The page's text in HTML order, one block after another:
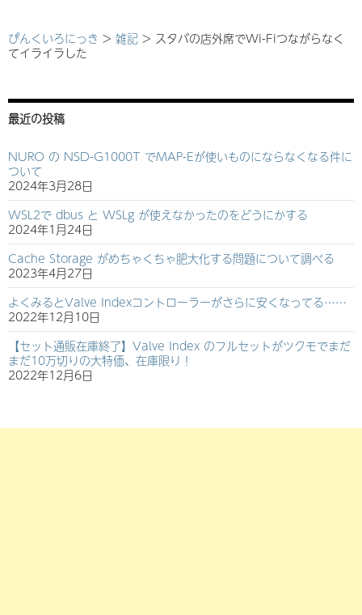
ぴんくいろにっき > 雑記 > スタバの店外席でWi-Fiつながらなく
てイライラした
最近の投稿
NURO の NSD-G1000T でMAP-Eが使いものにならなくなる件に
ついて
2024年3月28日
WSL2で dbus と WSLg が使えなかったのをどうにかする
2024年1月24日
Cache Storage がめちゃくちゃ肥大化する問題について調べる
2023年4月27日
よくみるとValve Indexコントローラーがさらに安くなってる……
2022年12月10日
【セット通販在庫終了】Valve Index のフルセットがツクモでまだ
まだ10万切りの大特価、在庫限り！
2022年12月6日